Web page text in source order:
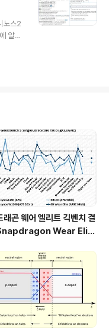
가
링크
라는
. 최
노스2
알려
,
,
은 상
래곤 웨어 엘리트 긱벤치 결
Wear Elit